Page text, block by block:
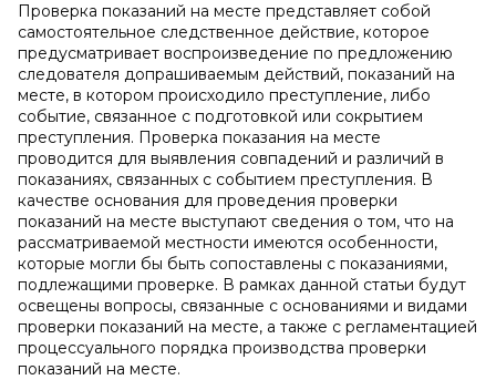
Проверка показаний на месте представляет собой
самостоятельное следственное действие, которое
предусматривает воспроизведение по предложению
следователя допрашиваемым действий, показаний на
месте, в котором происходило преступление, либо
событие, связанное с подготовкой или сокрытием
преступления. Проверка показания на месте
проводится для выявления совпадений и различий в
показаниях, связанных с событием преступления. В
качестве основания для проведения проверки
показаний на месте выступают сведения о том, что на
рассматриваемой местности имеются особенности,
которые могли бы быть сопоставлены с показаниями,
подлежащими проверке. В рамках данной статьи будут
освещены вопросы, связанные с основаниями и видами
проверки показаний на месте, а также с регламентацией
процессуального порядка производства проверки
показаний на месте.